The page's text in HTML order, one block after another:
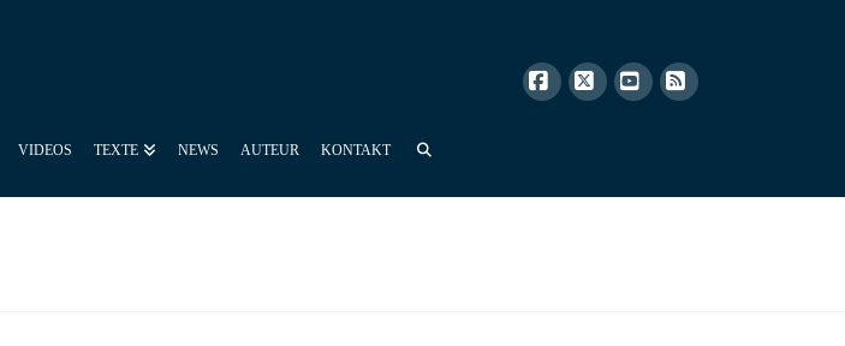
VIDEOS TEXTE NEWS AUTEUR KONTAKT